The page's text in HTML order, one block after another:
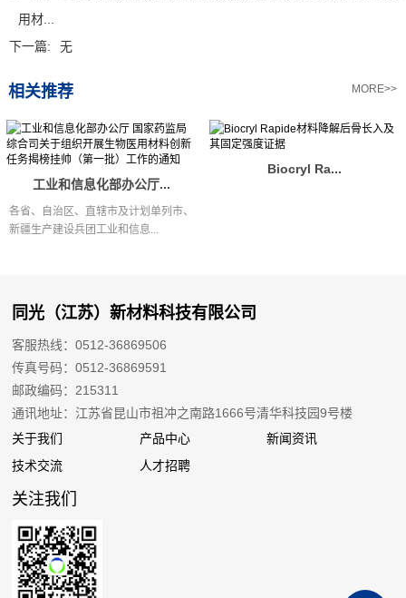
用材...
下一篇:
无
相关推荐 MORE>>
工业和信息化部办公厅...
各省、自治区、直辖市及计划单列市、
新疆生产建设兵团工业和信息...
Biocryl Ra...
同光（江苏）新材料科技有限公司
客服热线：0512-36869506
传真号码：0512-36869591
邮政编码：215311
通讯地址：江苏省昆山市祖冲之南路1666号清华科技园9号楼
关于我们
产品中心
新闻资讯
技术交流
人才招聘
关注我们